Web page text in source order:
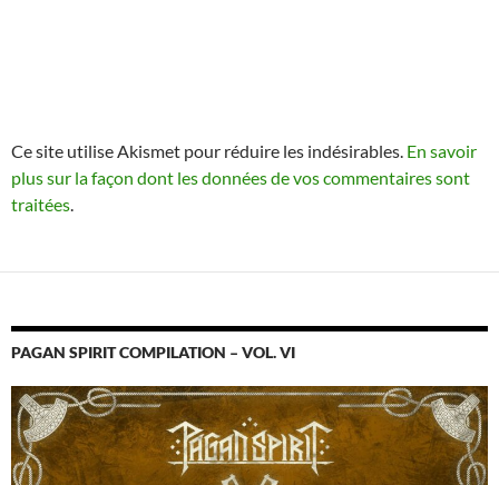
Ce site utilise Akismet pour réduire les indésirables. En savoir
plus sur la façon dont les données de vos commentaires sont
traitées.
PAGAN SPIRIT COMPILATION – VOL. VI